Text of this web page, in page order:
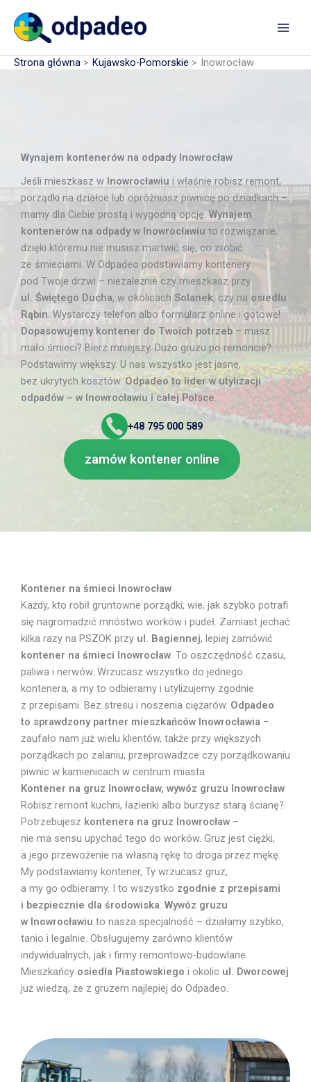
treści
Strona główna
Kujawsko-Pomorskie Inowrocław
Wynajem kontenerów na odpady Inowrocław
Jeśli mieszkasz w Inowrocławiu i właśnie robisz remont,
porządki na działce lub opróżniasz piwnicę po dziadkach –
mamy dla Ciebie prostą i wygodną opcję.Wynajem
kontenerów na odpady w Inowrocławiu to rozwiązanie,
dzięki któremu nie musisz martwić się, co zrobić
ze śmieciami. W Odpadeo podstawiamy kontenery
pod Twoje drzwi – niezależnie czy mieszkasz przy
ul. Świętego Ducha, w okolicach Solanek, czy na osiedlu
Rąbin. Wystarczy telefon albo formularz online i gotowe!
Dopasowujemy kontener do Twoich potrzeb – masz
mało śmieci? Bierz mniejszy. Dużo gruzu po remoncie?
Podstawimy większy. U nas wszystko jest jasne,
bez ukrytych kosztów. Odpadeo to lider w utylizacji
odpadów – w Inowrocławiu i całej Polsce.
+48 795 000 589
zamów kontener online
Kontener na śmieci Inowrocław
Każdy, kto robił gruntowne porządki, wie, jak szybko potrafi
się nagromadzić mnóstwo worków i pudeł. Zamiast jechać
kilka razy na PSZOK przy ul. Bagiennej, lepiej zamówić
kontener na śmieci Inowrocław. To oszczędność czasu,
paliwa i nerwów. Wrzucasz wszystko do jednego
kontenera, a my to odbieramy i utylizujemy zgodnie
z przepisami. Bez stresu i noszenia ciężarów. Odpadeo
to sprawdzony partner mieszkańców Inowrocławia –
zaufało nam już wielu klientów, także przy większych
porządkach po zalaniu, przeprowadzce czy porządkowaniu
piwnic w kamienicach w centrum miasta.
Kontener na gruz Inowrocław, wywóz gruzu Inowrocław
Robisz remont kuchni, łazienki albo burzysz starą ścianę?
Potrzebujesz kontenera na gruz Inowrocław –
nie ma sensu upychać tego do worków. Gruz jest ciężki,
a jego przewożenie na własną rękę to droga przez mękę.
My podstawiamy kontener, Ty wrzucasz gruz,
a my go odbieramy. I to wszystko zgodnie z przepisami
i bezpiecznie dla środowiska. Wywóz gruzu
w Inowrocławiu to nasza specjalność – działamy szybko,
tanio i legalnie. Obsługujemy zarówno klientów
indywidualnych, jak i firmy remontowo-budowlane.
Mieszkańcy osiedla Piastowskiego i okolic ul. Dworcowej
już wiedzą, że z gruzem najlepiej do Odpadeo.